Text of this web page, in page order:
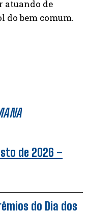
de 2026 –
do Dia dos
atuando de
do bem comum.